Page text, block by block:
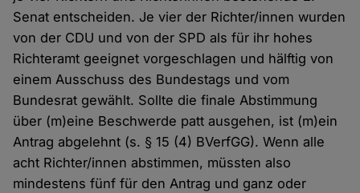
Senat entscheiden. Je vier der Richter/innen wurden
von der CDU und von der SPD als für ihr hohes
Richteramt geeignet vorgeschlagen und hälftig von
einem Ausschuss des Bundestags und vom
Bundesrat gewählt. Sollte die finale Abstimmung
über (m)eine Beschwerde patt ausgehen, ist (m)ein
Antrag abgelehnt (s. § 15 (4) BVerfGG). Wenn alle
acht Richter/innen abstimmen, müssten also
mindestens fünf für den Antrag und ganz oder